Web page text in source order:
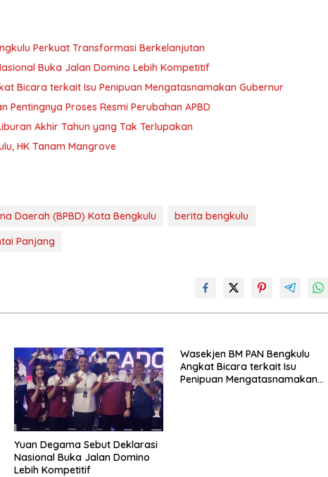
Perkuat Transformasi Berkelanjutan
Buka Jalan Domino Lebih Kompetitif
Bicara terkait Isu Penipuan Mengatasnamakan Gubernur
Pentingnya Proses Resmi Perubahan APBD
Akhir Tahun yang Tak Terlupakan
HK Tanam Mangrove
Daerah (BPBD) Kota Bengkulu
berita bengkulu
Panjang
Yuan Degama Sebut Deklarasi
Nasional Buka Jalan Domino
Lebih Kompetitif
Wasekjen BM PAN Bengkulu
Angkat Bicara terkait Isu
Penipuan Mengatasnamakan